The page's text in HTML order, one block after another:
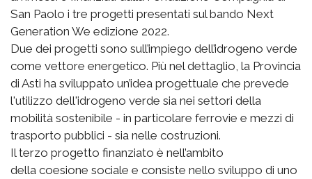
San Paolo i tre progetti presentati sul bando Next
Generation We edizione 2022.
Due dei progetti sono sull’impiego dell’idrogeno verde
come vettore energetico. Più nel dettaglio, la Provincia
di Asti ha sviluppato un’idea progettuale che prevede
l'utilizzo dell'idrogeno verde sia nei settori della
mobilità sostenibile - in particolare ferrovie e mezzi di
trasporto pubblici - sia nelle costruzioni.
Il terzo progetto finanziato è nell’ambito
della coesione sociale e consiste nello sviluppo di uno